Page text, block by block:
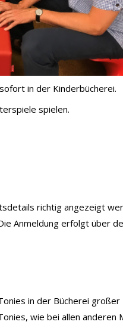
in der Kinderbücherei.
spielen.
richtig angezeigt
Anmeldung erfolgt über
in der Bücherei großer
wie bei allen anderen